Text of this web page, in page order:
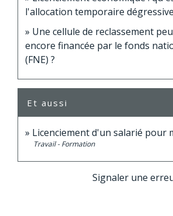
l'allocation temporaire
Une cellule de reclassement
encore financée par le fonds
(FNE) ?
Et aussi
Licenciement d'un salarié pour
Travail - Formation
Signaler une